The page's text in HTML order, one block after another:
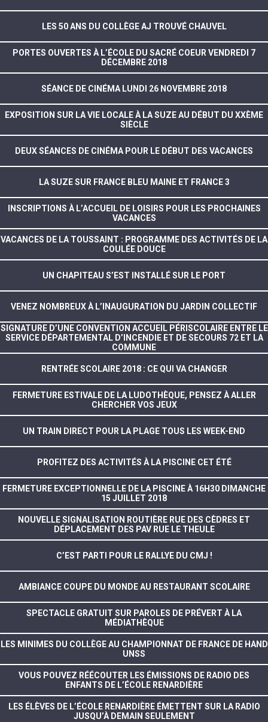
LES 50 ANS DU COLLÈGE AJ TROUVÉ CHAUVEL
PORTES OUVERTES À L’ÉCOLE DU SACRÉ COEUR VENDREDI 7
DÉCEMBRE 2018
SÉANCE DE CINÉMA LUNDI 26 NOVEMBRE 2018
EXPOSITION SUR LA VIE LOCALE À LA SUZE AU DÉBUT DU XXÈME
SIÈCLE
DEUX SÉANCES DE CINÉMA POUR LE DÉBUT DES VACANCES
LA SUZE SUR FRANCE BLEU MAINE ET FRANCE 3
INSCRIPTIONS À L’ACCUEIL DE LOISIRS POUR LES PROCHAINES
VACANCES
VACANCES DE LA TOUSSAINT : PROGRAMME DES ACTIVITÉS DE LA
COULÉE DOUCE
UN CHAPITEAU S’EST INSTALLÉ SUR LE PORT
VENEZ NOMBREUX À L’INAUGURATION DU JARDIN COLLECTIF
SIGNATURE D’UNE CONVENTION ACCUEIL PÉRISCOLAIRE ENTRE LE
SERVICE DÉPARTEMENTAL D’INCENDIE ET DE SECOURS 72 ET LA
COMMUNE
RENTRÉE SCOLAIRE 2018 : CE QUI VA CHANGER
FERMETURE ESTIVALE DE LA LUDOTHÈQUE, PENSEZ À ALLER
CHERCHER VOS JEUX
UN TRAIN DIRECT POUR LA PLAGE TOUS LES WEEK-END
PROFITEZ DES ACTIVITÉS À LA PISCINE CET ÉTÉ
FERMETURE EXCEPTIONNELLE DE LA PISCINE À 16H30 DIMANCHE
15 JUILLET 2018
NOUVELLE SIGNALISATION ROUTIÈRE RUE DES CÈDRES ET
DÉPLACEMENT DES PAV RUE LE THEULE
C’EST PARTI POUR LE RALLYE DU CMJ !
AMBIANCE COUPE DU MONDE AU RESTAURANT SCOLAIRE
SPECTACLE GRATUIT SUR PAROLES DE PRÉVERT À LA
MÉDIATHÈQUE
LES MINIMES DU COLLÈGE AU CHAMPIONNAT DE FRANCE DE HAND
UNSS
VOUS POUVEZ RÉÉCOUTER LES ÉMISSIONS DE RADIO DES
ENFANTS DE L’ÉCOLE RENARDIÈRE
LES ÉLÈVES DE L’ÉCOLE RENARDIÈRE ÉMETTENT SUR LA RADIO
JUSQU’À DEMAIN SEULEMENT